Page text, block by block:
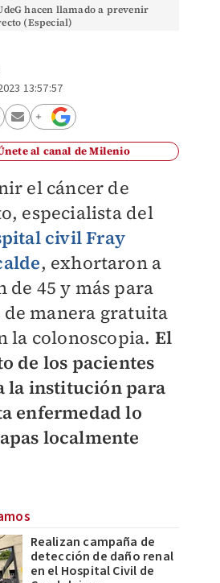
hacen llamado a prevenir
(Especial)
13:57:57
al canal de Milenio
el cáncer de
especialista del
civil Fray
, exhortaron a
de 45 y más para
de manera gratuita
la colonoscopia. El
de los pacientes
la institución para
enfermedad lo
localmente
Realizan campaña de
detección de daño renal
en el Hospital Civil de